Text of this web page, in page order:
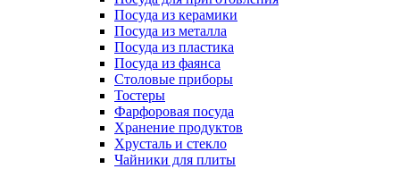
Посуда из керамики
Посуда из металла
Посуда из пластика
Посуда из фаянса
Столовые приборы
Тостеры
Фарфоровая посуда
Хранение продуктов
Хрусталь и стекло
Чайники для плиты